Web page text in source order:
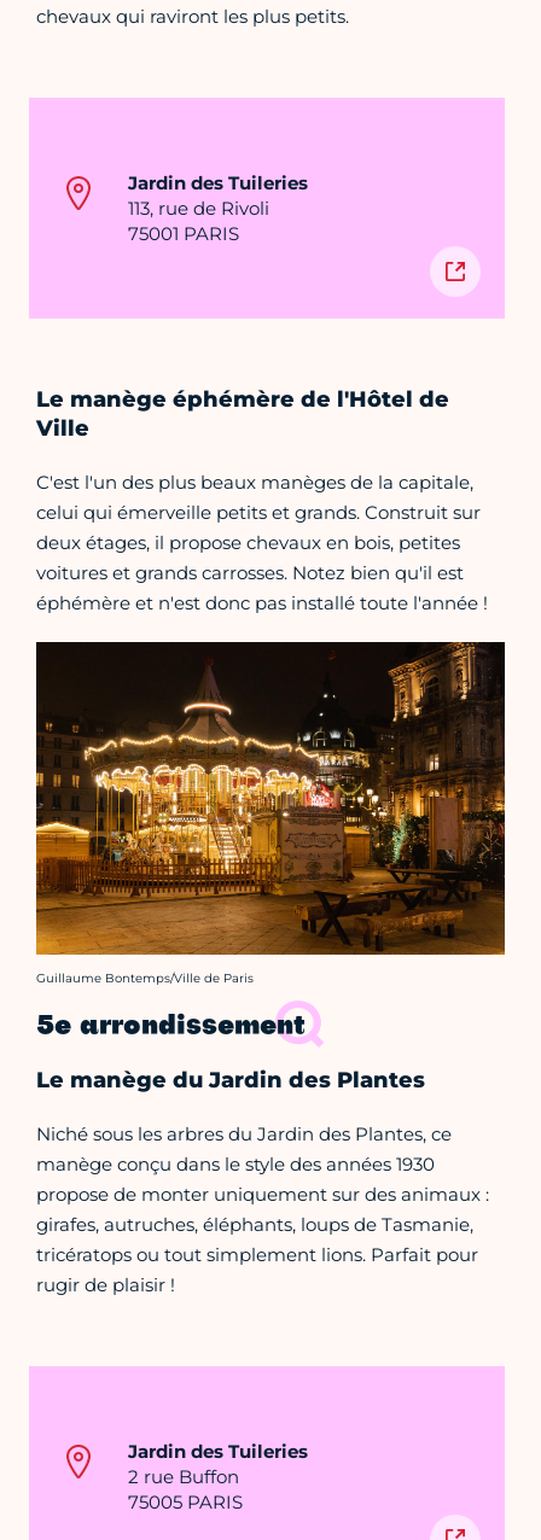
chevaux qui raviront les plus petits.
Jardin des Tuileries
113, rue de Rivoli
75001 PARIS
Le manège éphémère de l'Hôtel de
Ville
C'est l'un des plus beaux manèges de la capitale,
celui qui émerveille petits et grands. Construit sur
deux étages, il propose chevaux en bois, petites
voitures et grands carrosses. Notez bien qu'il est
éphémère et n'est donc pas installé toute l'année !
Crédit photo :
Guillaume Bontemps/Ville de Paris
5e arrondissement
Le manège du Jardin des Plantes
Niché sous les arbres du Jardin des Plantes, ce
manège conçu dans le style des années 1930
propose de monter uniquement sur des animaux :
girafes, autruches, éléphants, loups de Tasmanie,
tricératops ou tout simplement lions. Parfait pour
rugir de plaisir !
Jardin des Tuileries
2 rue Buffon
75005 PARIS